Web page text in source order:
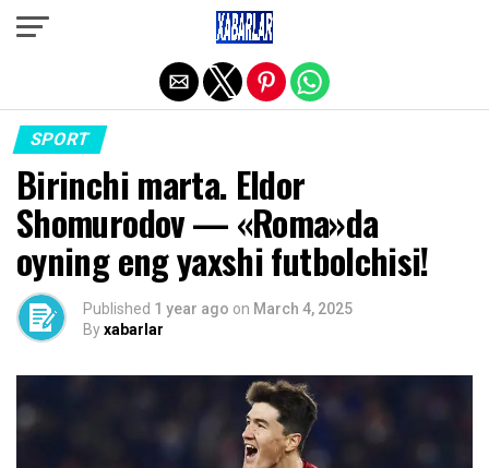
SPORT
Birinchi marta. Eldor
Shomurodov — «Roma»da
oyning eng yaxshi futbolchisi!
Published 1 year ago on March 4, 2025
Byxabarlar
Exit mobile version